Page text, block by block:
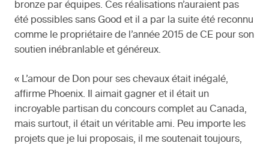
bronze par équipes. Ces réalisations n’auraient pas
été possibles sans Good et il a par la suite été reconnu
comme le propriétaire de l’année 2015 de CE pour son
soutien inébranlable et généreux.
« L’amour de Don pour ses chevaux était inégalé,
affirme Phoenix. Il aimait gagner et il était un
incroyable partisan du concours complet au Canada,
mais surtout, il était un véritable ami. Peu importe les
projets que je lui proposais, il me soutenait toujours,